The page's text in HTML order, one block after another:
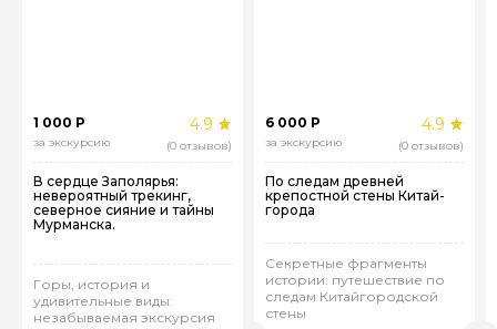
1 000 Р
за экскурсию
4.9
(0 отзывов)
В сердце Заполярья:
невероятный трекинг,
северное сияние и тайны
Мурманска.
Горы, история и
удивительные виды:
незабываемая экскурсия
6 000 Р
за экскурсию
4.9
(0 отзывов)
По следам древней
крепостной стены Китай-
города
Секретные фрагменты
истории: путешествие по
следам Китайгородской
стены